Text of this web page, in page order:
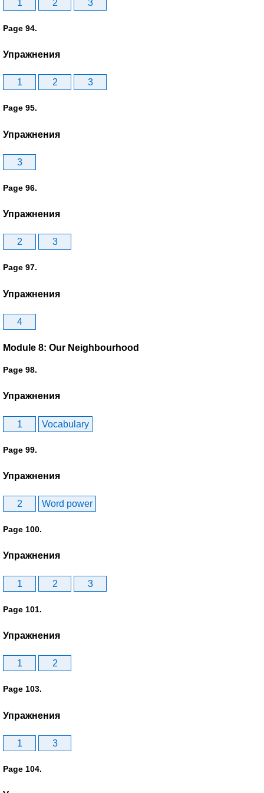
1 2 3
Page 94.
Упражнения
1 2 3
Page 95.
Упражнения
3
Page 96.
Упражнения
2 3
Page 97.
Упражнения
4
Module 8: Our Neighbourhood
Page 98.
Упражнения
1 Vocabulary
Page 99.
Упражнения
2 Word power
Page 100.
Упражнения
1 2 3
Page 101.
Упражнения
1 2
Page 103.
Упражнения
1 3
Page 104.